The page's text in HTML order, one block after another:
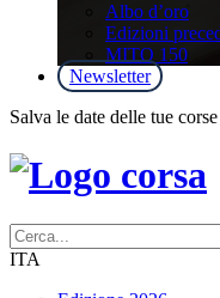
Albo d’oro
Edizioni
MITO 150
Newsletter
Salva le date delle tue
ITA